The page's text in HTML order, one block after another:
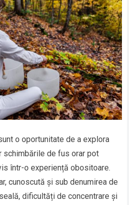
o oportunitate de a explora
schimbările de fus orar pot
într-o experiență obositoare.
cunoscută și sub denumirea de
dificultăți de concentrare și